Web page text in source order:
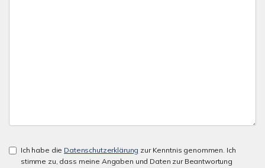
Ich habe die Datenschutzerklärung zur Kenntnis genommen. Ich
stimme zu, dass meine Angaben und Daten zur Beantwortung